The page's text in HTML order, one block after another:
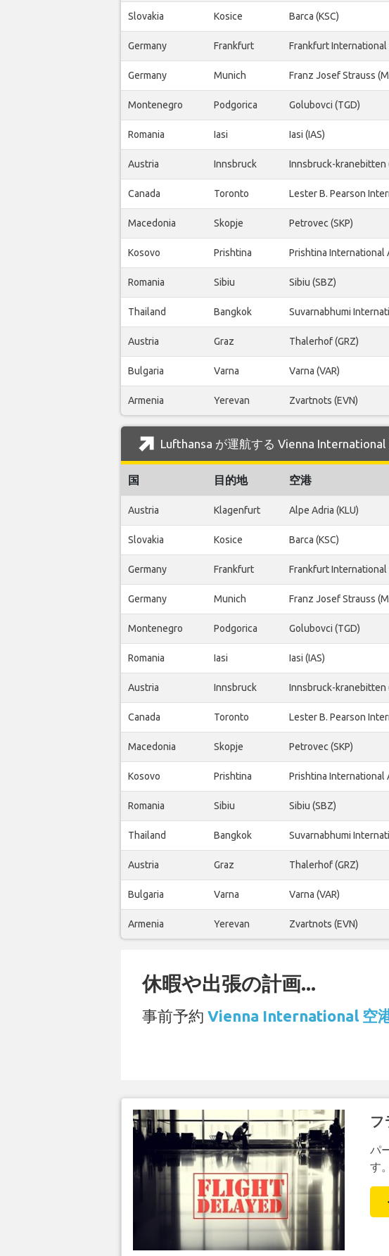
Slovakia Kosice Barca (KSC)
Germany Frankfurt Frankfurt International
Germany Munich Franz Josef Strauss
Montenegro Podgorica Golubovci (TGD)
Romania Iasi Iasi (IAS)
Austria Innsbruck Innsbruck-kranebitten
Canada Toronto Lester B. Pearson
Macedonia Skopje Petrovec (SKP)
Kosovo Prishtina Prishtina International
Romania Sibiu Sibiu (SBZ)
Thailand Bangkok Suvarnabhumi
Austria Graz Thalerhof (GRZ)
Bulgaria Varna Varna (VAR)
Armenia Yerevan Zvartnots (EVN)
Lufthansa が運航する Vienna
国 目的地 空港
Austria Klagenfurt Alpe Adria (KLU)
Slovakia Kosice Barca (KSC)
Germany Frankfurt Frankfurt International
Germany Munich Franz Josef Strauss
Montenegro Podgorica Golubovci (TGD)
Romania Iasi Iasi (IAS)
Austria Innsbruck Innsbruck-kranebitten
Canada Toronto Lester B. Pearson
Macedonia Skopje Petrovec (SKP)
Kosovo Prishtina Prishtina International
Romania Sibiu Sibiu (SBZ)
Thailand Bangkok Suvarnabhumi
Austria Graz Thalerhof (GRZ)
Bulgaria Varna Varna (VAR)
Armenia Yerevan Zvartnots (EVN)
休暇や出張の計画...
事前予約 Vienna International 空
フ
パ
す。